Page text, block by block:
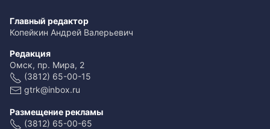
Главный редактор
Копейкин Андрей Валерьевич
Редакция
Омск, пр. Мира, 2
(3812) 65-00-15
gtrk@inbox.ru
Размещение рекламы
(3812) 65-00-65